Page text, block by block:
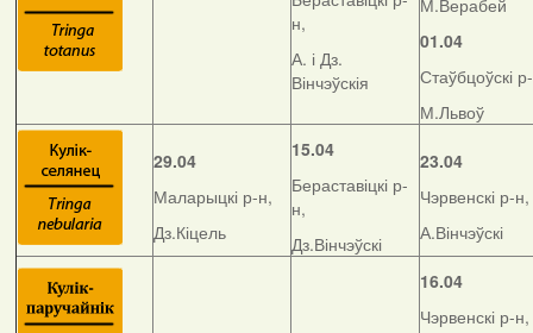
н,
А. і Дз.
Вінчэўскія
М.Верабей
01.04
Стаўбцоўскі
М.Львоў
29.04
Маларыцкі р-н,
Дз.Кіцель
15.04
Бераставіцкі р-
н,
Дз.Вінчэўскі
23.04
Чэрвенскі р-н,
А.Вінчэўскі
16.04
Чэрвенскі р-н,